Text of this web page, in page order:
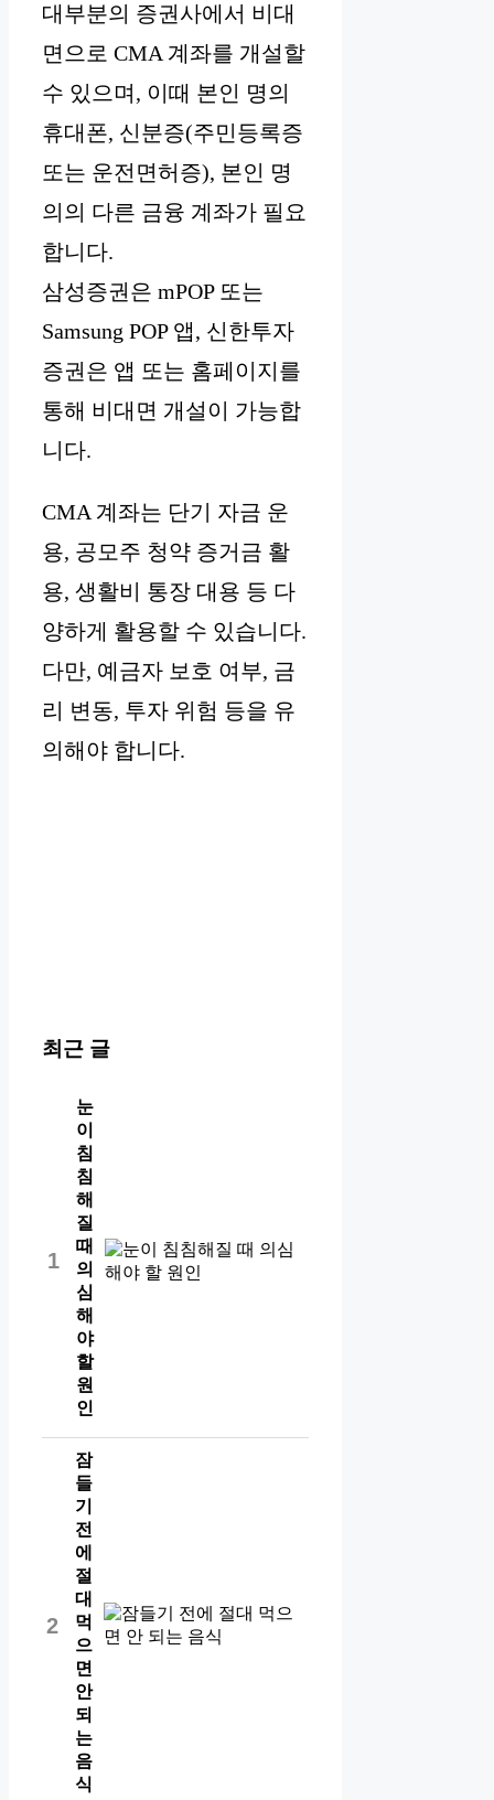
대부분의 증권사에서 비대
면으로 CMA 계좌를 개설할
수 있으며, 이때 본인 명의
휴대폰, 신분증(주민등록증
또는 운전면허증), 본인 명
의의 다른 금융 계좌가 필요
합니다.
삼성증권은 mPOP 또는
Samsung POP 앱, 신한투자
증권은 앱 또는 홈페이지를
통해 비대면 개설이 가능합
니다.
CMA 계좌는 단기 자금 운
용, 공모주 청약 증거금 활
용, 생활비 통장 대용 등 다
양하게 활용할 수 있습니다.
다만, 예금자 보호 여부, 금
리 변동, 투자 위험 등을 유
의해야 합니다.
최근 글
1
눈
이
침
침
해
질
때
의
심
해
야
할
원
인
2
잠
들
기
전
에
절
대
먹
으
면
안
되
는
음
식